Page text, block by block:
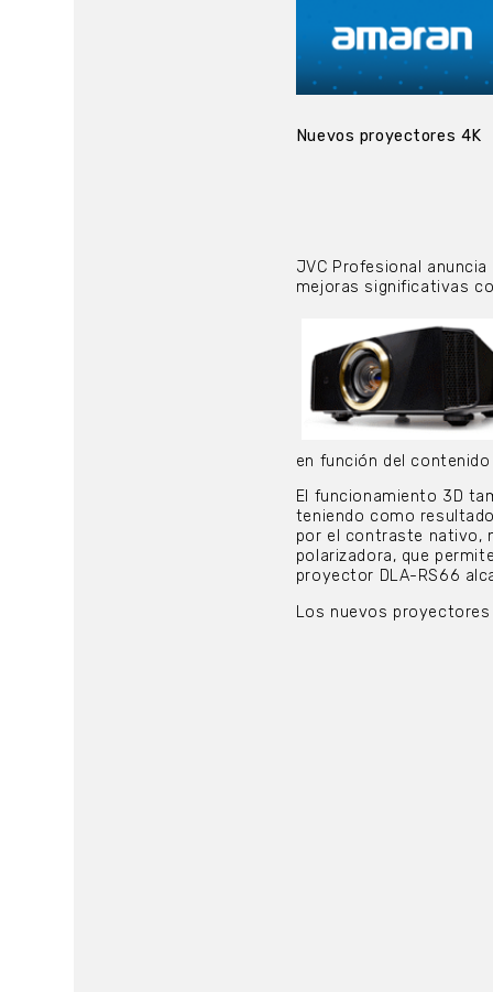
Nuevos proyectores 4K
JVC Profesional
mejoras significativas
en función del
El funcionamiento 3D
teniendo como
por el contraste nativo,
polarizadora, que
proyector DLA-RS66
Los nuevos